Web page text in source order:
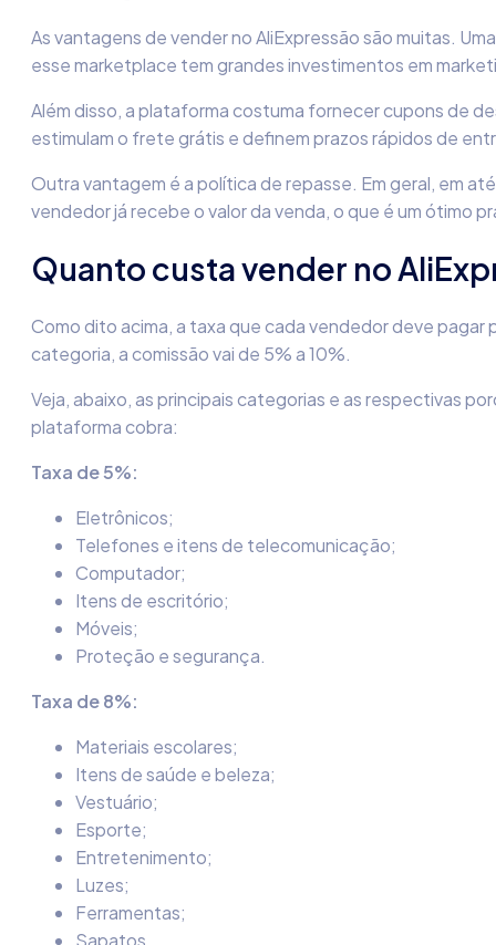
As vantagens de vender no AliExpressão são muitas.
esse marketplace tem grandes investimentos em
Além disso, a plataforma costuma fornecer cupons de
estimulam o frete grátis e definem prazos rápidos de
Outra vantagem é a política de repasse. Em geral, em
vendedor já recebe o valor da venda, o que é um ótimo
Quanto custa vender no
Como dito acima, a taxa que cada vendedor deve pagar
categoria, a comissão vai de 5% a 10%.
Veja, abaixo, as principais categorias e as respectivas
plataforma cobra:
Taxa de 5%:
Eletrônicos;
Telefones e itens de telecomunicação;
Computador;
Itens de escritório;
Móveis;
Proteção e segurança.
Taxa de 8%:
Materiais escolares;
Itens de saúde e beleza;
Vestuário;
Esporte;
Entretenimento;
Luzes;
Ferramentas;
Sapatos.